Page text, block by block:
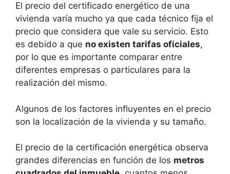
El precio del certificado energético de una
vivienda varía mucho ya que cada técnico fija el
precio que considera que vale su servicio. Esto
es debido a que no existen tarifas oficiales,
por lo que es importante comparar entre
diferentes empresas o particulares para la
realización del mismo.
Algunos de los factores influyentes en el precio
son la localización de la vivienda y su tamaño.
El precio de la certificación energética observa
grandes diferencias en función de los metros